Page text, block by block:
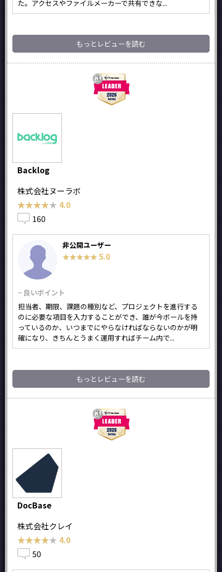
た。アクセスやファイルメーカーで共有できな...
もっとレビューを読む
Backlog
株式会社ヌーラボ
★★★★★
★★★★★ 4.0
160
非公開ユーザー
★★★★★
★★★★★ 5.0
− 良いポイント
担当者、期限、課題の種別など、プロジェクトを進行する
のに必要な項目を入力することができ、誰が今ボールを持
っているのか、いつまでにやらなければならないのかが明
確になり、きちんとうまく運用すればチーム内で...
もっとレビューを読む
DocBase
株式会社クレイ
★★★★★
★★★★★ 4.0
50